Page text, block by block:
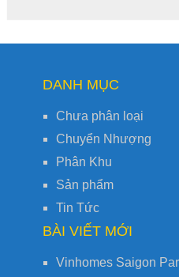
DANH MỤC
Chưa phân loại
Chuyển Nhượng
Phân Khu
Sản phẩm
Tin Tức
BÀI VIẾT MỚI
Vinhomes Saigon